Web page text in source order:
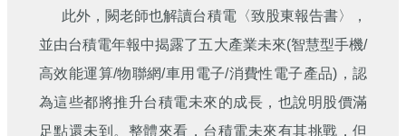
此外，闕老師也解讀台積電〈致股東報告書〉，
並由台積電年報中揭露了五大產業未來(智慧型手機/
高效能運算/物聯網/車用電子/消費性電子產品)，認
為這些都將推升台積電未來的成長，也說明股價滿
足點還未到。整體來看，台積電未來有其挑戰，但